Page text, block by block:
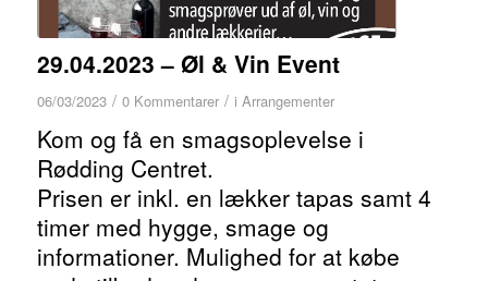
29.04.2023 – Øl & Vin Event
06/03/2023 / 0 Kommentarer / i Arrangementer
Kom og få en smagsoplevelse i
Rødding Centret.
Prisen er inkl. en lækker tapas samt 4
timer med hygge, smage og
informationer. Mulighed for at købe